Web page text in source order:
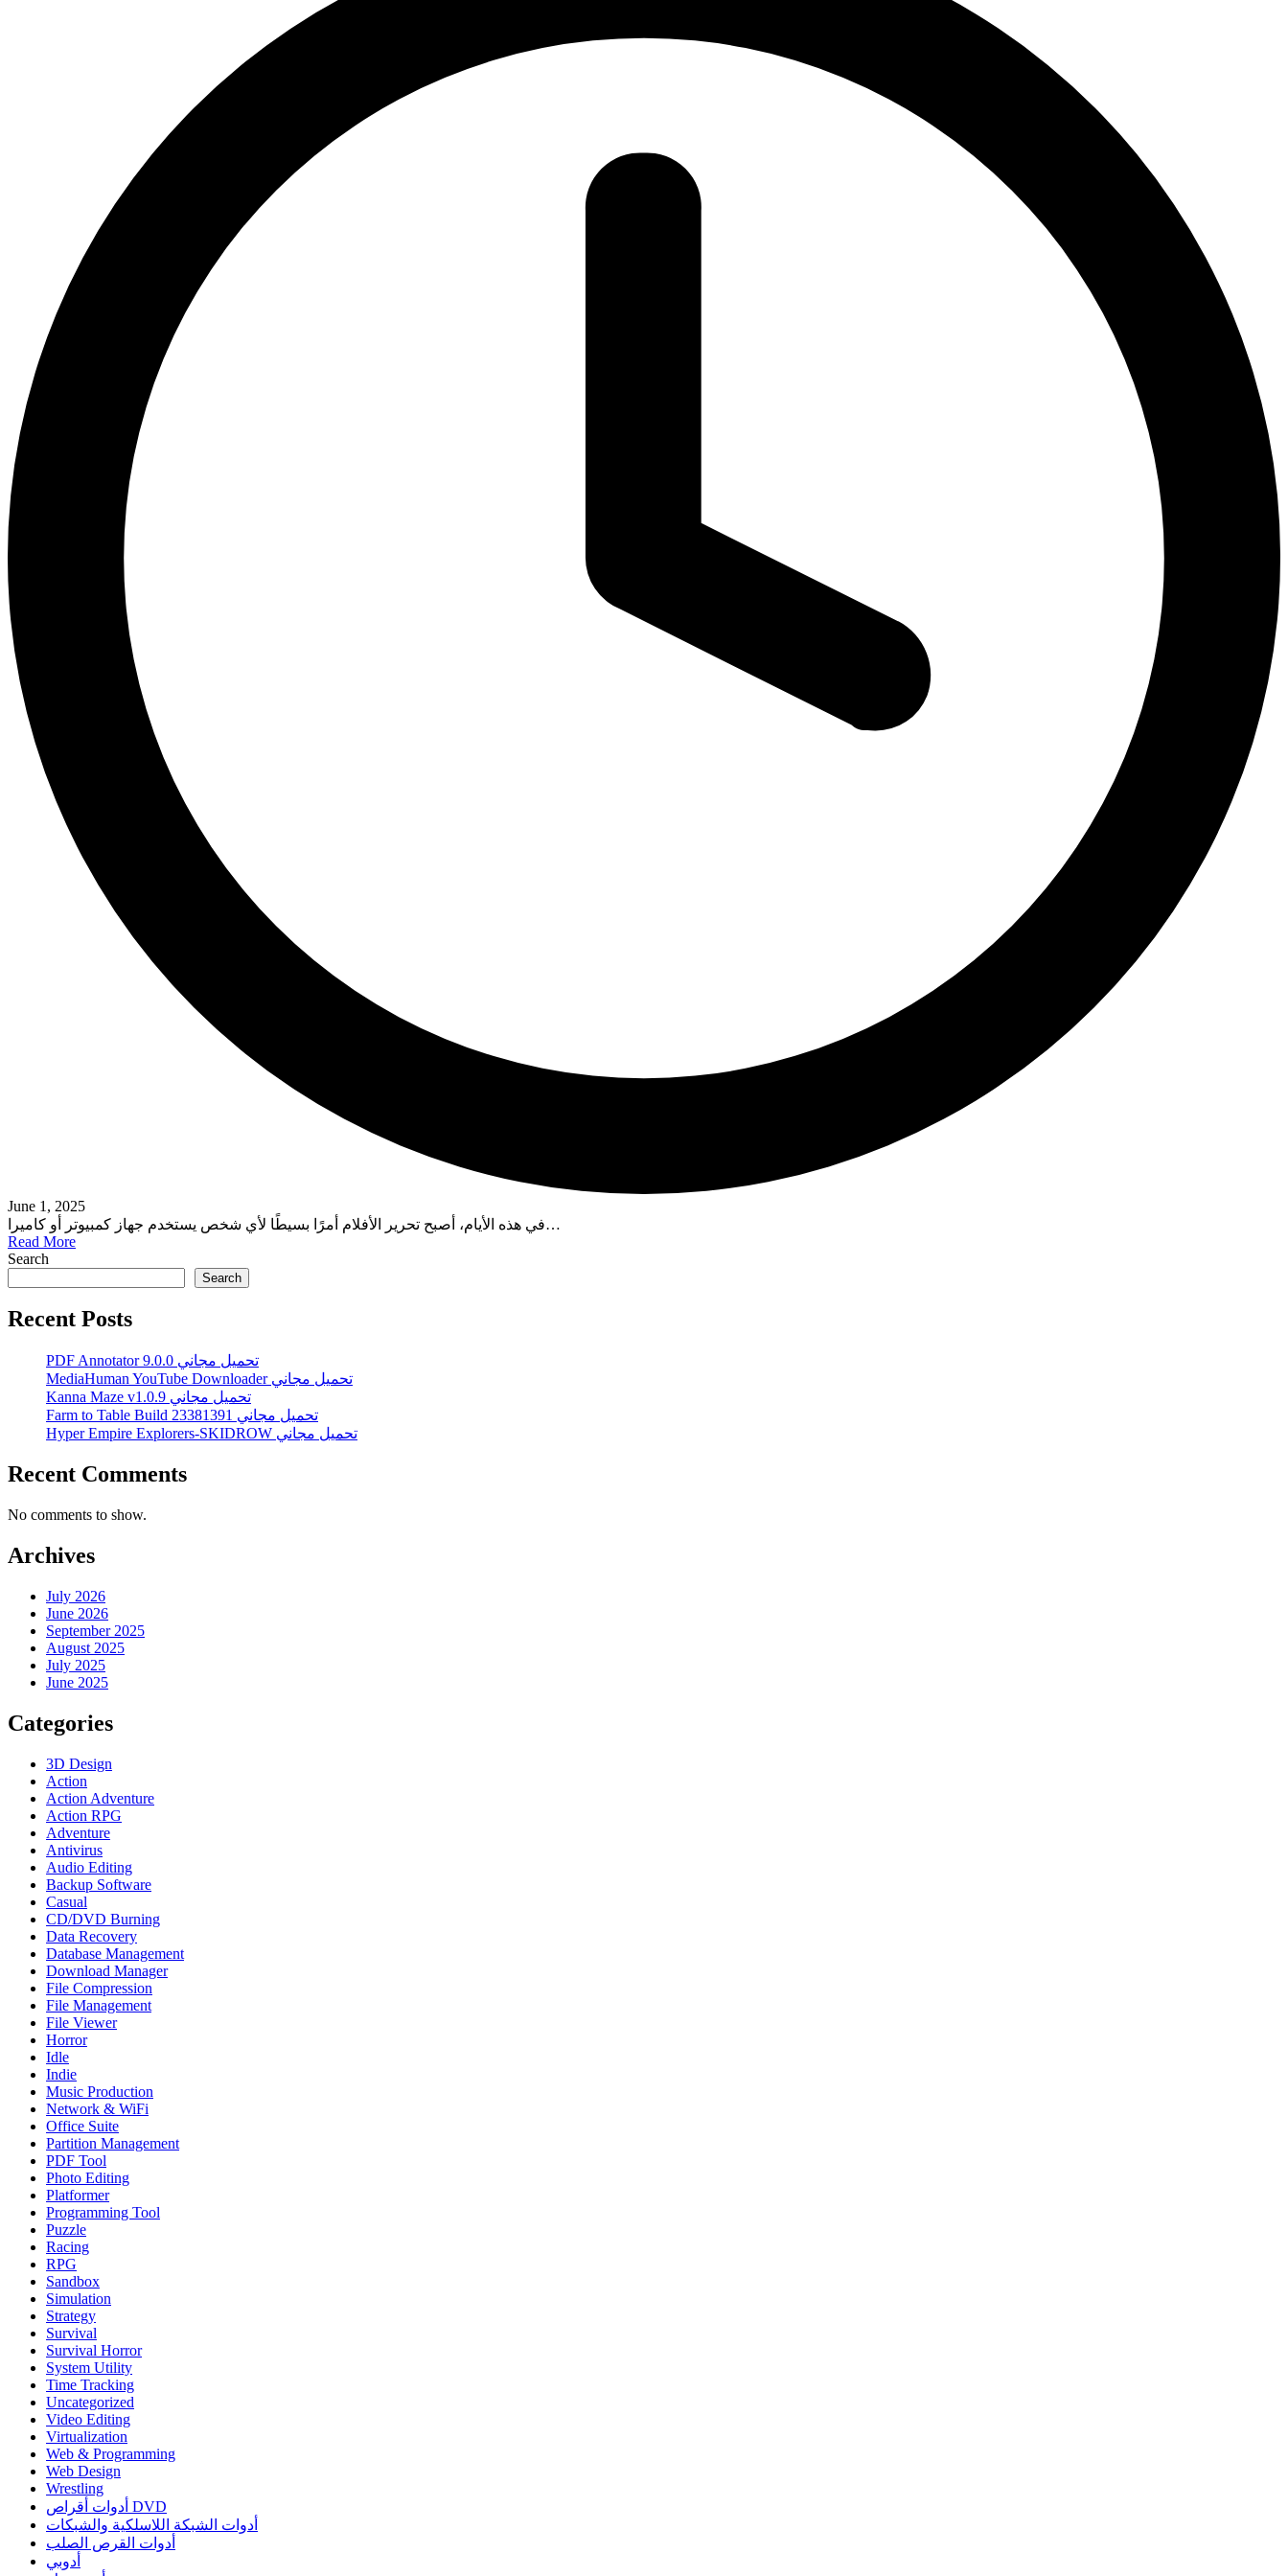
June 1, 2025
في هذه الأيام، أصبح تحرير الأفلام أمرًا بسيطًا لأي شخص يستخدم جهاز كمبيوتر أو كاميرا…
Read More
Search
Search
Recent Posts
PDF Annotator 9.0.0 تحميل مجاني
MediaHuman YouTube Downloader تحميل مجاني
Kanna Maze v1.0.9 تحميل مجاني
Farm to Table Build 23381391 تحميل مجاني
Hyper Empire Explorers-SKIDROW تحميل مجاني
Recent Comments
No comments to show.
Archives
July 2026
June 2026
September 2025
August 2025
July 2025
June 2025
Categories
3D Design
Action
Action Adventure
Action RPG
Adventure
Antivirus
Audio Editing
Backup Software
Casual
CD/DVD Burning
Data Recovery
Database Management
Download Manager
File Compression
File Management
File Viewer
Horror
Idle
Indie
Music Production
Network & WiFi
Office Suite
Partition Management
PDF Tool
Photo Editing
Platformer
Programming Tool
Puzzle
Racing
RPG
Sandbox
Simulation
Strategy
Survival
Survival Horror
System Utility
Time Tracking
Uncategorized
Video Editing
Virtualization
Web & Programming
Web Design
Wrestling
أدوات أقراص DVD
أدوات الشبكة اللاسلكية والشبكات
أدوات القرص الصلب
أدوبي